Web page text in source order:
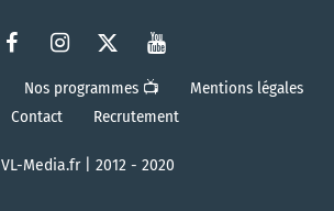
Nos programmes 📺
Mentions légales
Contact
Recrutement
VL-Media.fr | 2012 - 2020